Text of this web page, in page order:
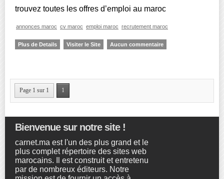
trouvez toutes les offres d’emploi au maroc
annonces maroc cv maroc emploi maroc recrutement maroc
Plus de Details Visiter le Site Aucun commentaire
Page 1 sur 1 1
Bienvenue sur notre site !
carnet.ma est l'un des plus grand et le
plus complet répertoire des sites web
marocains. Il est construit et entretenu
par de nombreux éditeurs. Notre